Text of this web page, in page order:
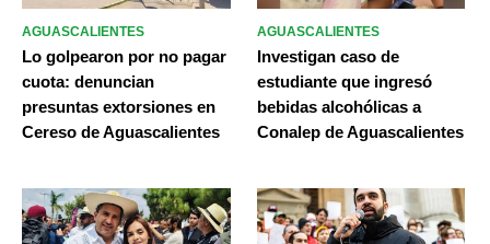
AGUASCALIENTES
Lo golpearon por no pagar
cuota: denuncian
presuntas extorsiones en
Cereso de Aguascalientes
AGUASCALIENTES
Investigan caso de
estudiante que ingresó
bebidas alcohólicas a
Conalep de Aguascalientes